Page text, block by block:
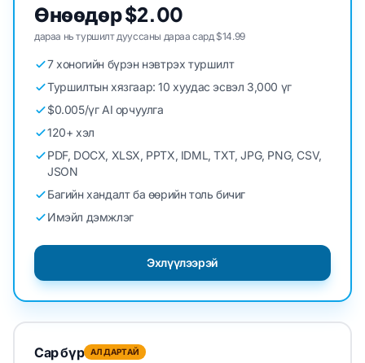
Өнөөдөр $2.00
дараа нь туршилт дууссаны дараа сард $14.99
7 хоногийн бүрэн нэвтрэх туршилт
Туршилтын хязгаар: 10 хуудас эсвэл 3,000 үг
$0.005/үг AI орчуулга
120+ хэл
PDF, DOCX, XLSX, PPTX, IDML, TXT, JPG, PNG, CSV,
JSON
Багийн хандалт ба өөрийн толь бичиг
Имэйл дэмжлэг
Эхлүүлээрэй
Сар бүр АЛДАРТАЙ